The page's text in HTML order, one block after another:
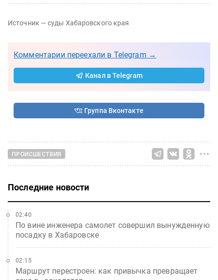
Источник — суды Хабаровского края
Комментарии переехали в Telegram →
Канал в Telegram
Группа Вконтакте
ПРОИСШЕСТВИЯ
Последние новости
По вине инженера самолет совершил вынужденную
посадку в Хабаровске
02:40
Маршрут перестроен: как привычка превращает
02:15